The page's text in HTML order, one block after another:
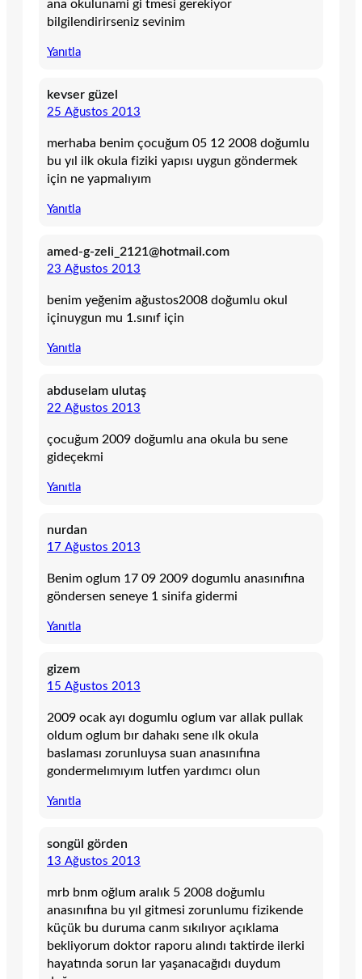
ana okulunami gi tmesi gerekiyor
bilgilendirirseniz sevinim
Yanıtla
kevser güzel
25 Ağustos 2013
merhaba benim çocuğum 05 12 2008 doğumlu
bu yıl ilk okula fiziki yapısı uygun göndermek
için ne yapmalıyım
Yanıtla
amed-g-zeli_2121@hotmail.com
23 Ağustos 2013
benim yeğenim ağustos2008 doğumlu okul
içinuygun mu 1.sınıf için
Yanıtla
abduselam ulutaş
22 Ağustos 2013
çocuğum 2009 doğumlu ana okula bu sene
gideçekmi
Yanıtla
nurdan
17 Ağustos 2013
Benim oglum 17 09 2009 dogumlu anasınıfına
göndersen seneye 1 sinifa gidermi
Yanıtla
gizem
15 Ağustos 2013
2009 ocak ayı dogumlu oglum var allak pullak
oldum oglum bır dahakı sene ılk okula
baslaması zorunluysa suan anasınıfına
gondermelımıyım lutfen yardımcı olun
Yanıtla
songül görden
13 Ağustos 2013
mrb bnm oğlum aralık 5 2008 doğumlu
anasınıfına bu yıl gitmesi zorunlumu fizikende
küçük bu duruma canm sıkılıyor açıklama
bekliyorum doktor raporu alındı taktirde ilerki
hayatında sorun lar yaşanacağıdı duydum